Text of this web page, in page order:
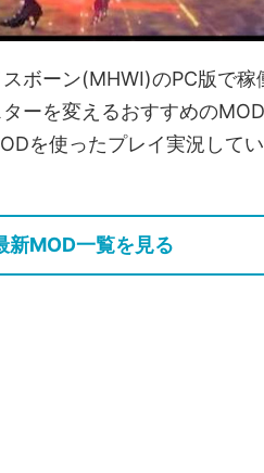
ボーン(MHWI)のPC版で稼
ーを変えるおすすめの
を使ったプレイ実況して
新MOD一覧を見る